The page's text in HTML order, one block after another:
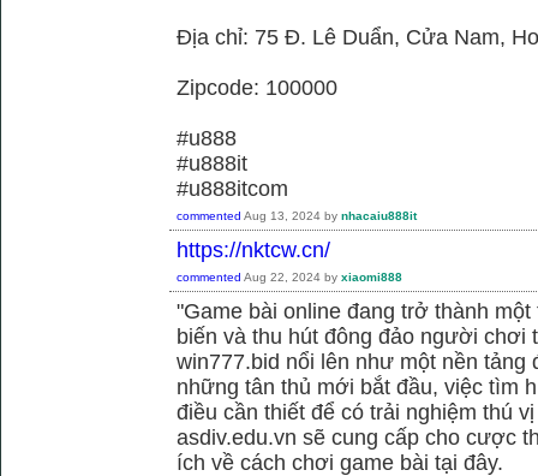
Địa chỉ: 75 Đ. Lê Duẩn, Cửa Nam,
Zipcode: 100000
#u888
#u888it
#u888itcom
commented Aug 13, 2024 by nhacaiu888it
https://nktcw.cn/
commented Aug 22, 2024 by xiaomi888
"Game bài online đang trở thành
biến và thu hút đông đảo người chơi
win777.bid nổi lên như một nền
những tân thủ mới bắt đầu, việc tìm
điều cần thiết để có trải nghiệm thú
asdiv.edu.vn sẽ cung cấp cho cược
ích về cách chơi game bài tại đây.